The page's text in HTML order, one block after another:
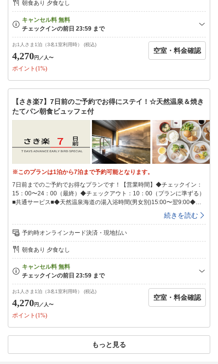
ます。朝食時間【月〜土】6:30〜8:30【日・祝】6:30〜9:00◆スーパーホ
テルオリジナルアメニティをもれなくプレゼント♪◆８種類から選べる快
眠枕チェックイン時にフロントで枕をお選びいただけます！（先着順）◆
駐車場111台（先着順）無料※自転車用の青空駐輪場をご用意しておりま
す。館内へは収納バックでの持ち運びをお願いいたします。■アクセス所
要目安時間■〇ＪＲ今治駅より徒歩19分。〇西瀬戸自動車道今治ＩＣより
車で約11分。＜空港＞〇松山空港・・・松山空港より電車にて今治駅へ
80分。【ご連泊中の清掃】SDGsへの取り組みの一環として連泊中の客室
カードを客室ドアにご貼付ください。※衛生上の観点より4日に一度10
時〜15時の間清掃を実施いたします。清掃の間お部屋にご滞在頂くことは
できません。最終チェックインは24時となっております。24時を過ぎま
すとキャンセル扱いとなり、キャンセル料が100％発生いたしますのでご
注意ください。また、フロントも24時で営業終了致します。
朝食あり 夕食なし
お1人さま1泊（3名1室利用時） (税込)
4,270円 ／人〜
ポイント(1%)
空室・料金確認
【さき楽7】7日前のご予約でお得にステイ！☆天然温泉＆焼き
たてパン朝食ビュッフェ付
※このプランは1泊から7泊まで予約可能となります。
7日前までのご予約でお得なプランです！【営業時間】◆チェックイン：
15：00〜24：00（最終）◆チェックアウト：10：00（プランに準ずる）
■共通サービス■◆天然温泉海道の湯入浴時間(男女別)15:00〜翌9:00◆ウ
ェルカムバーソフトドリンクやワイン・カクテルなどのアルコール類が飲
み放題！※ドリンクの種類は変更の可能性がございます。予めご了承下さ
い。営業時間15:00〜21:00◆LOHASな健康朝食を無料でご用意毎朝出来
たてサクサクの香り高い焼きたてパンや、オーガニック野菜のサラダ、日
替わりのおかずやご当地メニューなどをビュッフェ形式でご用意しており
ます。朝食時間【月〜土】6:30〜8:30【日・祝】6:30〜9:00◆スーパーホ
テルオリジナルアメニティをもれなくプレゼント♪◆８種類から選べる快
眠枕チェックイン時にフロントで枕をお選びいただけます！（先着順）◆
駐車場111台（先着順）無料※自転車用の青空駐輪場をご用意しておりま
す。館内へは収納バックでの持ち運びをお願いいたします。■アクセス所
要目安時間■〇ＪＲ今治駅より徒歩19分。〇西瀬戸自動車道今治ＩＣより
車で約11分。＜空港＞〇松山空港・・・松山空港より電車にて今治駅へ
80分。【ご連泊中の清掃】SDGsへの取り組みの一環として連泊中の客室
きます。清掃をご希望のお客様は朝10時までに「清掃希望」のマグネット
続きを読む
予約時オンラインカード決済・現地払い
朝食あり 夕食なし
お1人さま1泊（3名1室利用時） (税込)
4,270円 ／人〜
ポイント(1%)
空室・料金確認
もっと見る